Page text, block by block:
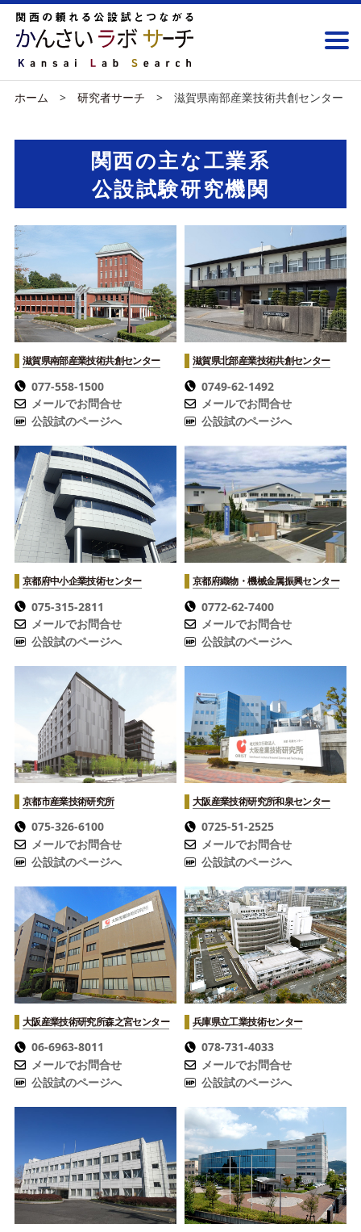
ホーム 研究者サーチ 滋賀県南部産業技術共創センター
関西の主な工業系
公設試験研究機関
滋賀県南部産業技術共創センター
077-558-1500
メールでお問合せ
公設試のページへ
滋賀県北部産業技術共創センター
0749-62-1492
メールでお問合せ
公設試のページへ
京都府中小企業技術センター
075-315-2811
メールでお問合せ
公設試のページへ
京都府織物・機械金属振興センター
0772-62-7400
メールでお問合せ
公設試のページへ
京都市産業技術研究所
075-326-6100
メールでお問合せ
公設試のページへ
大阪産業技術研究所和泉センター
0725-51-2525
メールでお問合せ
公設試のページへ
大阪産業技術研究所森之宮センター
06-6963-8011
メールでお問合せ
公設試のページへ
兵庫県立工業技術センター
078-731-4033
メールでお問合せ
公設試のページへ